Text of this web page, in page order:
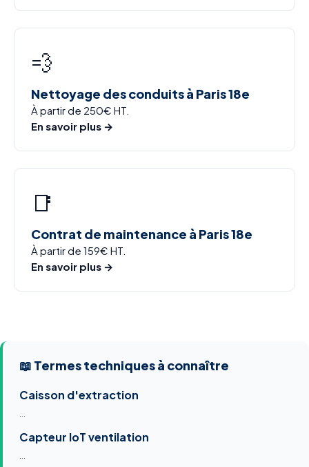
💨
Nettoyage des conduits à Paris 18e
À partir de 250€ HT.
En savoir plus →
📑
Contrat de maintenance à Paris 18e
À partir de 159€ HT.
En savoir plus →
📖 Termes techniques à connaître
Caisson d'extraction
Capteur IoT ventilation